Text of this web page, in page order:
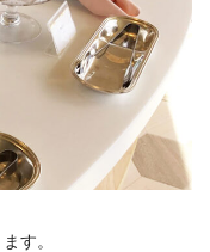
す。